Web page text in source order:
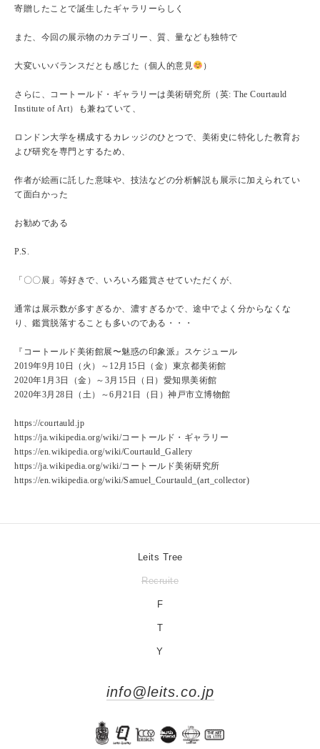
寄贈したことで誕生したギャラリーらしく
また、今回の展示物のカテゴリー、質、量なども独特で
大変いいバランスだとも感じた（個人的意見 ）
さらに、コートールド・ギャラリーは美術研究所（英: The Courtauld
Institute of Art）も兼ねていて、
ロンドン大学を構成するカレッジのひとつで、美術史に特化した教育お
よび研究を専門とするため、
作者が絵画に託した意味や、技法などの分析解説も展示に加えられてい
て面白かった
お勧めである
P.S.
「〇〇展」等好きで、いろいろ鑑賞させていただくが、
通常は展示数が多すぎるか、濃すぎるかで、途中でよく分からなくな
り、鑑賞脱落することも多いのである・・・
『コートールド美術館展〜魅惑の印象派』スケジュール
2019年9月10日（火）～12月15日（金）東京都美術館
2020年1月3日（金）～3月15日（日）愛知県美術館
2020年3月28日（土）～6月21日（日）神戸市立博物館
https://courtauld.jp
https://ja.wikipedia.org/wiki/コートールド・ギャラリー
https://en.wikipedia.org/wiki/Courtauld_Gallery
https://ja.wikipedia.org/wiki/コートールド美術研究所
https://en.wikipedia.org/wiki/Samuel_Courtauld_(art_collector)
Leits Tree
Recruite
F
T
Y
info@leits.co.jp